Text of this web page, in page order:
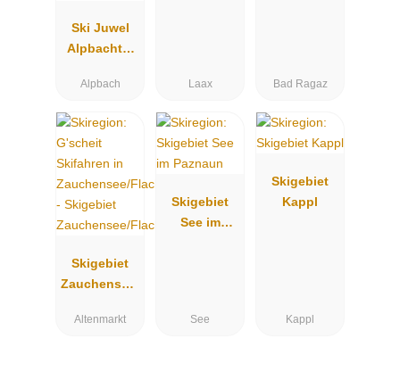
Ski Juwel
Alpbachtal
u
Alpbach Laax Bad Ragaz
Skigebiet
Zauchensee/
l
Altenmarkt
Skigebiet
See im
See
Skigebiet
Kappl
Kappl